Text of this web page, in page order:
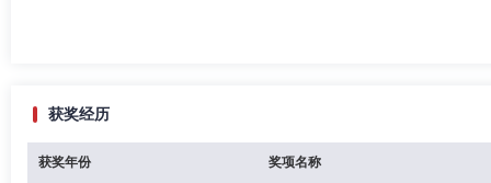
获奖经历
获奖年份 奖项名称